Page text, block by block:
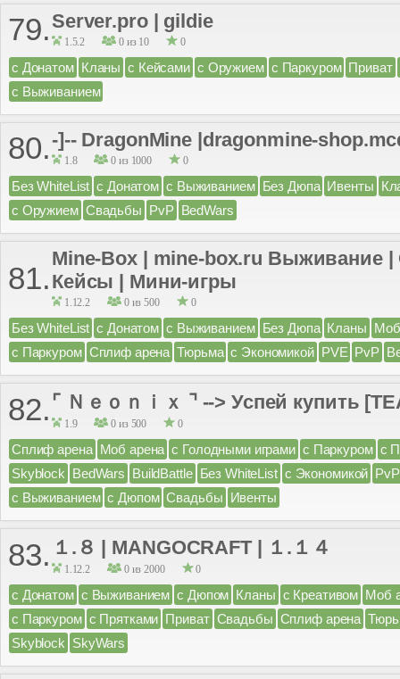
79. Server.pro | gildie
1.5.2 0 из 10 0
с Донатом Кланы с Кейсами с Оружием с Паркуром Приват
с Выживанием
80. -]-- DragonMine |dragonmine-
1.8 0 из 1000 0
Без WhiteList с Донатом с Выживанием Без Дюпа Ивенты
с Оружием Свадьбы PvP BedWars
81.
Mine-Box | mine-box.ru Выживание
Кейсы | Мини-игры
1.12.2 0 из 500 0
Без WhiteList с Донатом с Выживанием Без Дюпа Кланы
с Паркуром Сплиф арена Тюрьма с Экономикой PVE PvP
82. ⌜ Ｎｅｏｎｉｘ ⌝ --> Успей купить
1.9 0 из 500 0
Сплиф арена Моб арена с Голодными играми с Паркуром с
Skyblock BedWars BuildBattle Без WhiteList с Экономикой PvP
с Выживанием с Дюпом Свадьбы Ивенты
83. １.８ | MANGOCRAFT | １.１４
1.12.2 0 из 2000 0
с Донатом с Выживанием с Дюпом Кланы с Креативом Моб
с Паркуром с Прятками Приват Свадьбы Сплиф арена
Skyblock SkyWars